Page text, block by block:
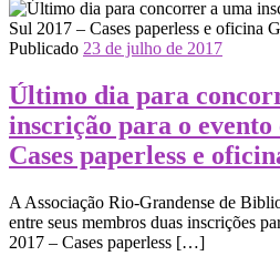
Publicado 23 de julho de 2017
Último dia para
inscrição para o evento
Cases paperless e
A Associação Rio-Grandense de
entre ​​seus ​membros duas inscrições
2017 – Cases paperless […]